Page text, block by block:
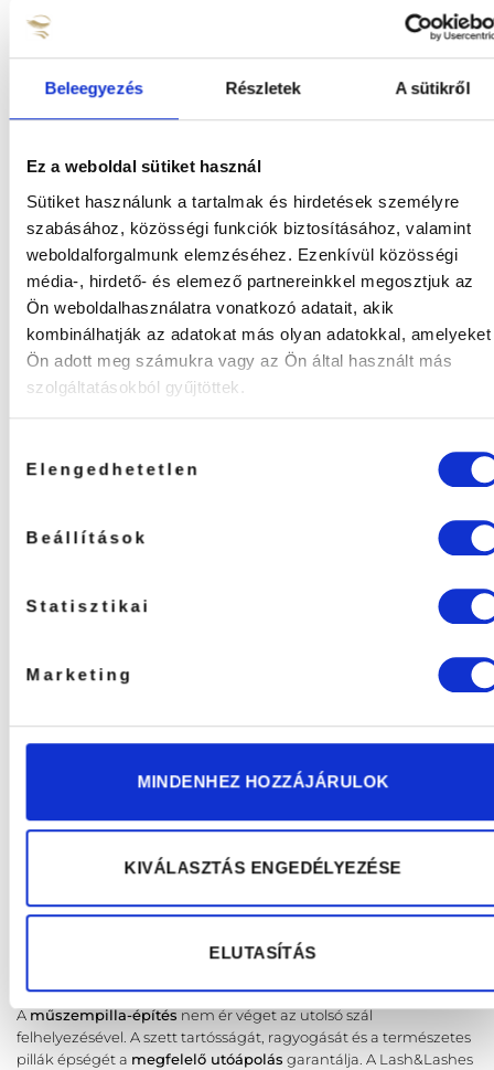
Beleegyezés Részletek A sütikről
Ez a weboldal sütiket használ
Sütiket használunk a tartalmak és hirdetések személyre
szabásához, közösségi funkciók biztosításához, valamint
weboldalforgalmunk elemzéséhez. Ezenkívül közösségi
média-, hirdető- és elemező partnereinkkel megosztjuk az
Ön weboldalhasználatra vonatkozó adatait, akik
kombinálhatják az adatokat más olyan adatokkal, amelyeket
Ön adott meg számukra vagy az Ön által használt más
szolgáltatásokból gyűjtöttek.
kiválasztása
Elengedhetetlen
Beállítások
Statisztikai
Marketing
MINDENHEZ HOZZÁJÁRULOK
KIVÁLASZTÁS ENGEDÉLYEZÉSE
ELUTASÍTÁS
Wispy Fésű
Szempillafixáló-
Utóápoló, regeneráló
folyadék
Növesztő szérum
5/ 5
(1)
KOSÁRBA TESZEM
Utóápolók – a tartós, egészséges
pillákért
A műszempilla-építésnem ér véget az utolsó szál
felhelyezésével. A szett tartósságát, ragyogását és a természetes
pillák épségét a megfelelő utóápolás garantálja. A Lash&Lashes